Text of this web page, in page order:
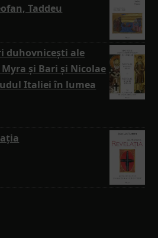
Taddeu
duhovnicești ale
și Bari și Nicolae
Italiei în lumea